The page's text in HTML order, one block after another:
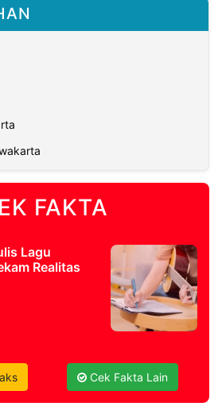
FAKTA
Lagu
Realitas
Cek Fakta Lain